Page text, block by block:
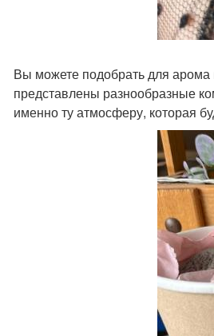
Вы можете подобрать для
представлены разнообразные
именно ту атмосферу, которая